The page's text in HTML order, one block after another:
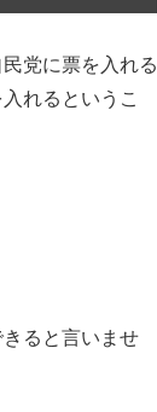
党に票を入れる
れるというこ
ると言いませ